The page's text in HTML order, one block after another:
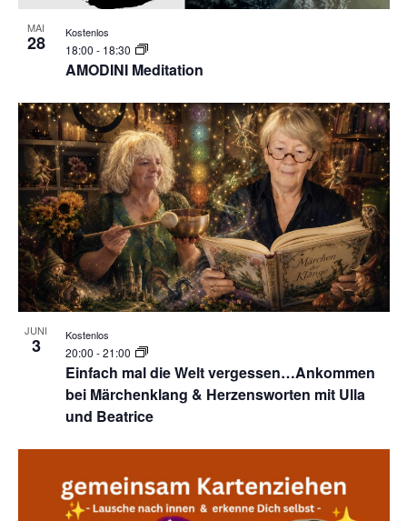
MAI
28
AMODINI Meditation
18:00 - 18:30
Kostenlos
JUNI
3
Einfach mal die Welt vergessen…Ankommen
bei Märchenklang & Herzensworten mit Ulla
und Beatrice
20:00 -21:00
Kostenlos